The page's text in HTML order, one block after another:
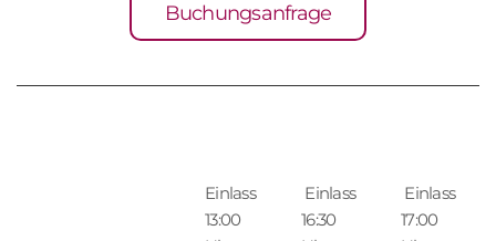
Buchungsanfrage
Einlass
13:00
Einlass
16:30
Einlass
17:00